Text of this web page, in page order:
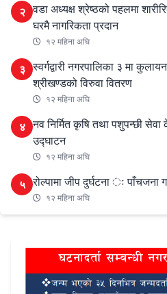
२ वडा अध्यक्ष श्रेष्ठको पहलमा
घरमै नागरिकता प्रदान
१२ महिना अघि
३ स्वर्गद्वारी नगरपालिका ३ मा
श्रीखण्डको विरुवा वितरण
१२ महिना अघि
४ नव निर्मित कृषि तथा पशुपन्छी सेवा
उद्घाटन
१२ महिना अघि
५ रोल्पामा जीप दुर्घटना ः पाँचजना
१२ महिना अघि